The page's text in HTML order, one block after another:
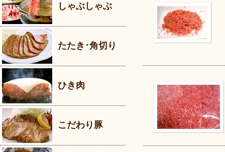
しゃぶしゃぶ
たたき･角切り
ひき肉
こだわり豚